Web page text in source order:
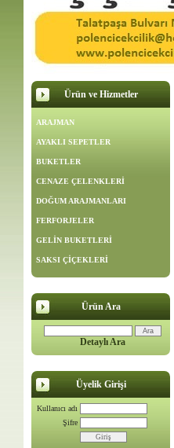
Ürün ve Hizmetler
ARAJMAN
AYAKLI SEPETLER
BUKETLER
CENAZE ÇELENKLERİ
DOĞUM ARAJMANLARI
FERFORJELER
GELİN BUKETLERİ
SAKSI ÇİÇEKLERİ
Ürün Ara
Detaylı Ara
Üyelik Girişi
Kullanıcı adı
Şifre